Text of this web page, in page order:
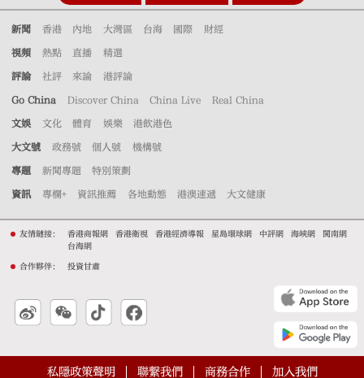
新聞 香港 內地 大灣區 台海 國際 財經
視頻 熱點 直播 精選
評論 社評 來論 港評論
Go China Discover China China Live Real China
文娛 文化 體育 娛樂 港飲港色
大文號 政務號 個人號 機構號
專題 新聞專題 特別策劃
資訊 專欄+ 資訊推薦 各地動態 港澳速遞 大文健康
友情鏈接： 香港商報網 香港衛視 香港經濟導報 星島環球網 中評網 海峽網
閩南網
台海網
合作夥伴： 投資甘肅
私隱政策聲明 聯繫我們 商務合作 加入我們